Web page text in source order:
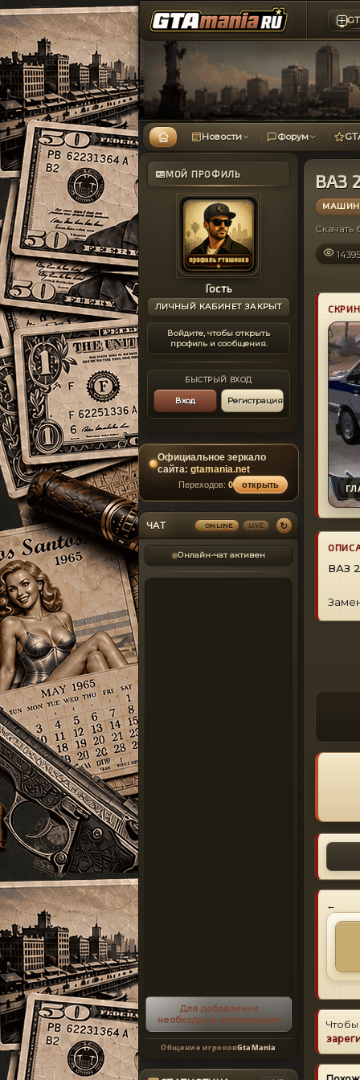
Новости Форум
МОЙ ПРОФИЛЬ
Гость
ЛИЧНЫЙ КАБИНЕТ ЗАКРЫТ
Войдите, чтобы открыть
профиль и сообщения.
БЫСТРЫЙ ВХОД
Вход Регистрация
Официальное зеркало
сайта: gtamania.net
Переходов: 0 открыть
ЧАТ ONLINE LIVE ↻
Онлайн-чат активен
Для добавления
необходима авторизация
Общение игроковGtaMania
ВАЗ
Скачать
14395
ВАЗ
←
Чтобы